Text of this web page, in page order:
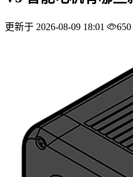
更新于 2026-08-09 18:01